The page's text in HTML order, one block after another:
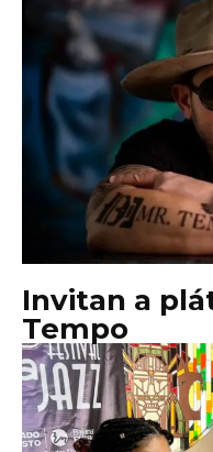
Invitan a
Tempo